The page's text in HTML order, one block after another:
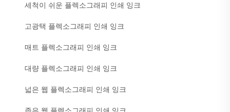
세척이 쉬운 플렉소그래피 인쇄 잉크
고광택 플렉소그래피 인쇄 잉크
매트 플렉소그래피 인쇄 잉크
대량 플렉소그래피 인쇄 잉크
넓은 웹 플렉소그래피 인쇄 잉크